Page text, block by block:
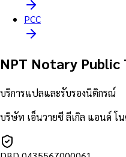
PCC
NPT Notary Public
บริการแปลและรับรองนิติกรณ์
บริษัท เอ็นวายซี ลีเกิล แอนด์ โน